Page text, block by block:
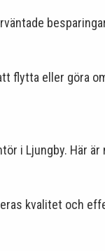
flytta eller göra
i Ljungby. Här är
kvalitet och